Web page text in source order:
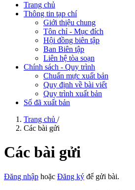
Trang chủ
Thông tin tạp chí
Giới thiệu chung
Tôn chỉ - Mục đích
Hội đồng biên tập
Ban Biên tập
Liên hệ tòa soạn
Chính sách - Quy trình
Chuẩn mực xuất bản
Quy định về bài viết
Quy trình xuất bản
Số đã xuất bản
Trang chủ /
Các bài gửi
Các bài gửi
Đăng nhập hoặc Đăng ký để gửi bài.